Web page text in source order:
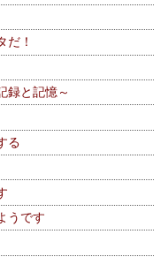
！
録と記憶～
る
うです